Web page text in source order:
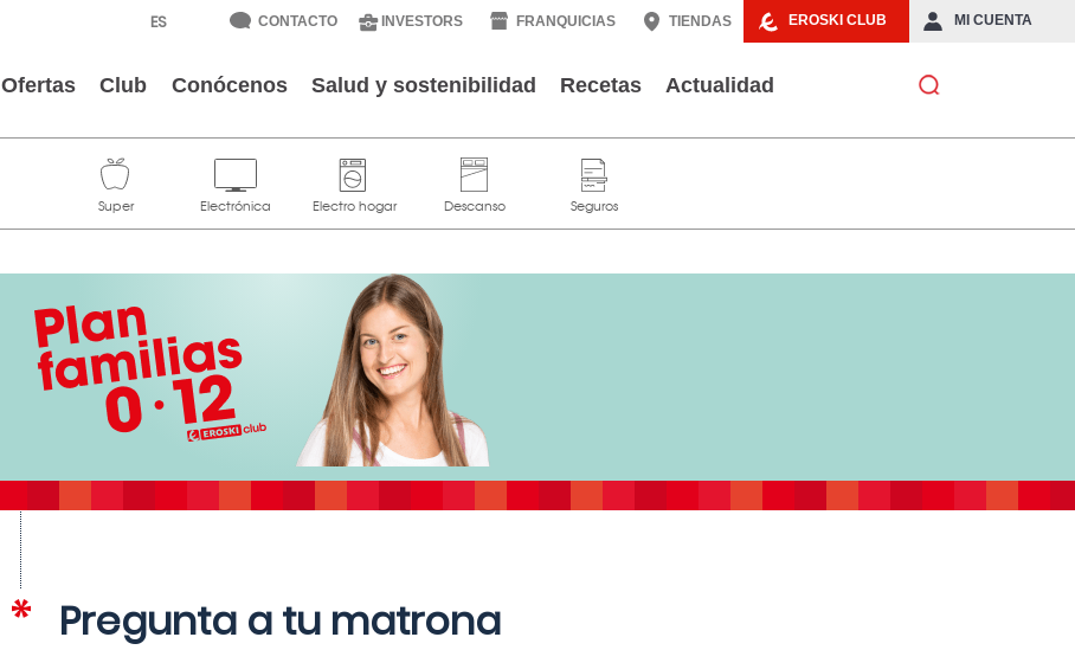
EROSKI CLUB MI CUENTA
CONTACTO INVESTORS FRANQUICIAS TIENDAS
Ofertas Club Conócenos Salud y sostenibilidad Recetas Actualidad
Pregunta a tu matrona